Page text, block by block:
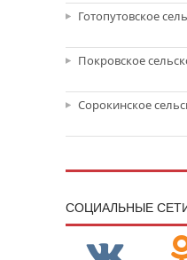
Готопутовское
Покровское
Сорокинское
CОЦИАЛЬНЫЕ